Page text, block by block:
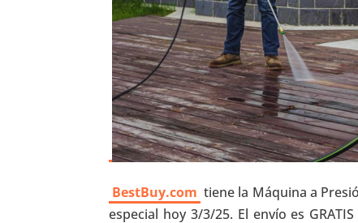
BestBuy.com tiene la Máquina a
especial hoy 3/3/25. El envío es